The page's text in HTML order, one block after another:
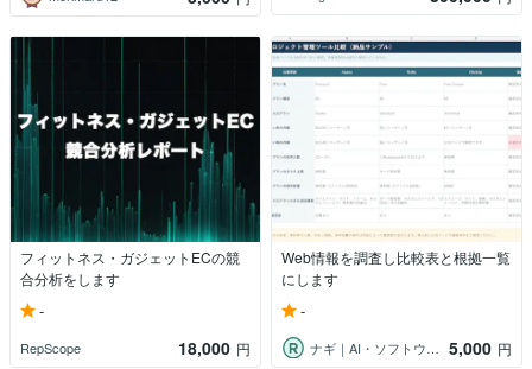
フィットネス・ガジェットECの競
合分析をします
-
RepScope 18,000 円
Web情報を調査し比較表と根拠一覧
にします
-
ナギ｜AI・ソフトウェア記事制作 5,000 円